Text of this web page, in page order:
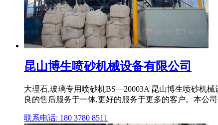
昆山博生喷砂机械设备有限公司
大理石,玻璃专用喷砂机BS—20003A 昆山博生喷砂机
良的售后服务于一体,更好的服务于更多的客户。本公
联系电话: 180 3780 8511